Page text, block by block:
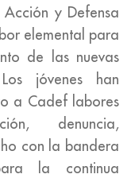
y Defensa
elemental para
de las nuevas
jóvenes han
a Cadef labores
denuncia,
con la bandera
la continua